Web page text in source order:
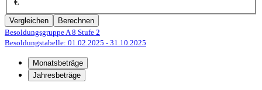
€
Vergleichen
Berechnen
Besoldungsgruppe A 8 Stufe 2
Besoldungstabelle: 01.02.2025 - 31.10.2025
Monatsbeträge
Jahresbeträge